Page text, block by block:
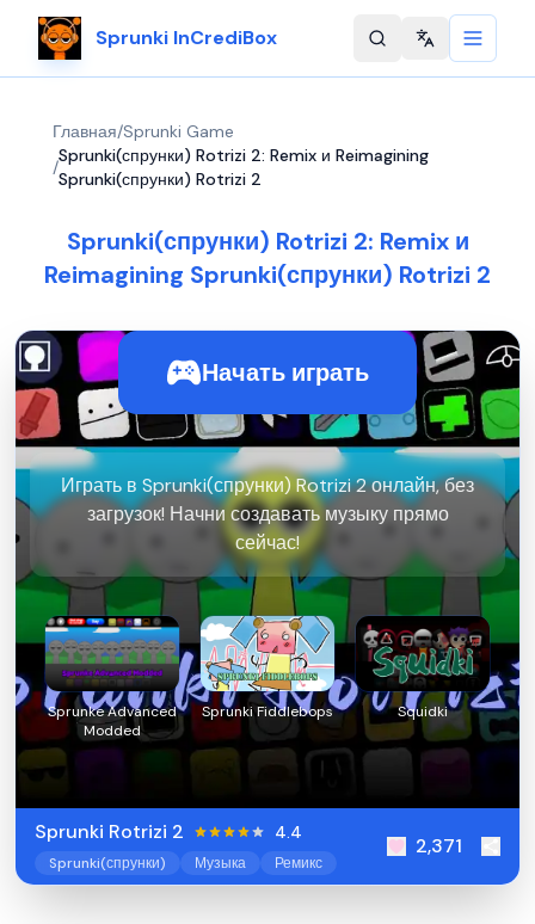
Sprunki InCrediBox Change
Главная/Sprunki Game
/
Sprunki(спрунки) Rotrizi 2: Remix и Reimagining
Sprunki(спрунки) Rotrizi 2
Sprunki(спрунки) Rotrizi 2: Remix и
Reimagining Sprunki(спрунки) Rotrizi 2
Начать играть
Играть в Sprunki(спрунки) Rotrizi 2 онлайн, без
загрузок! Начни создавать музыку прямо
сейчас!
Sprunke Advanced
Modded
Sprunki Fiddlebops Squidki
Sprunki Rotrizi 2 4.4
Sprunki(спрунки) Музыка Ремикс
2,371